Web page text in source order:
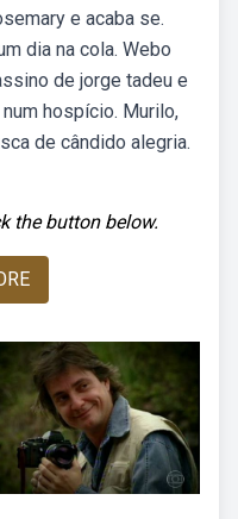
e acaba se.
dia na cola. Webo
de jorge tadeu e
hospício. Murilo,
de cândido alegria.
the button below.